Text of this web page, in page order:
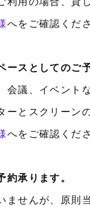
へをご確認くださ
ースとしてのご
議、イベント
とスクリーン
へをご確認くださ
約承ります。
せんが、原則